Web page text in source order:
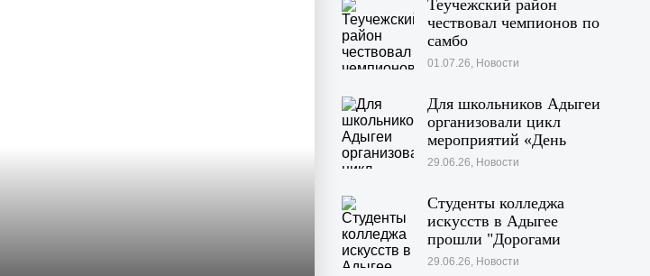
Теучежский район
чествовал чемпионов по
самбо
01.07.26, Новости
Для школьников Адыгеи
организовали цикл
мероприятий «День
Памяти»
29.06.26, Новости
Студенты колледжа
искусств в Адыгее
прошли "Дорогами
войны"
29.06.26, Новости